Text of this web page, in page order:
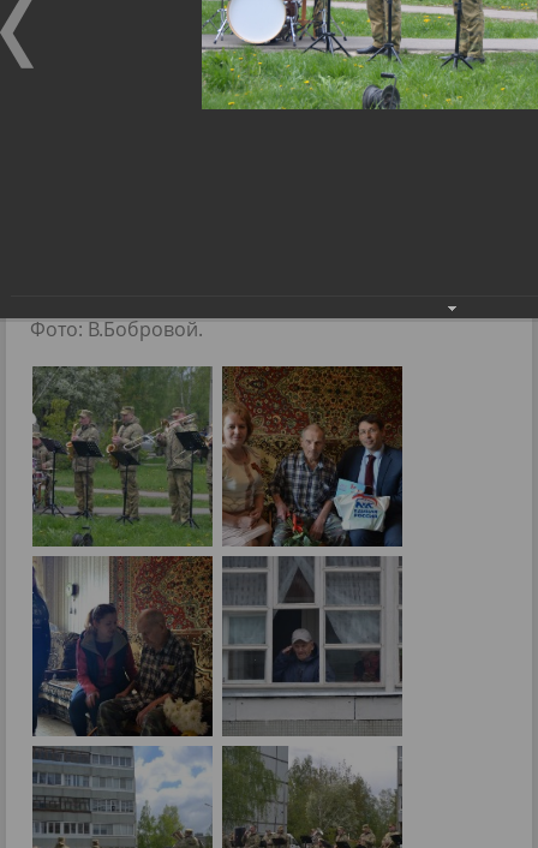
Главная Фотогалерея › Новости
›
Поздравили ветерана Великой Отечественной войны с
Фото: В.Бобровой.